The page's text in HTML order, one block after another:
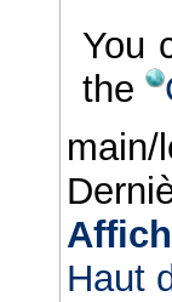
You
the
main/
Haut